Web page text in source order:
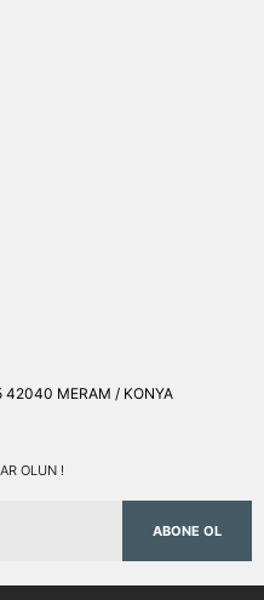
42040 MERAM / KONYA
OLUN !
ABONE OL